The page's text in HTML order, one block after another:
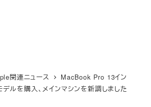
関連ニュース
MacBook Pro 13イン
ルを購入、メインマシンを新調しました